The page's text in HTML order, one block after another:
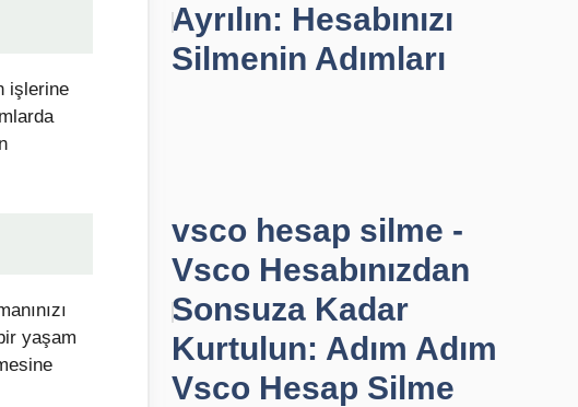
işlerine
yaşam
Ayrılın: Hesabınızı
Silmenin Adımları
vsco hesap silme -
Vsco Hesabınızdan
Sonsuza Kadar
Kurtulun: Adım Adım
Vsco Hesap Silme